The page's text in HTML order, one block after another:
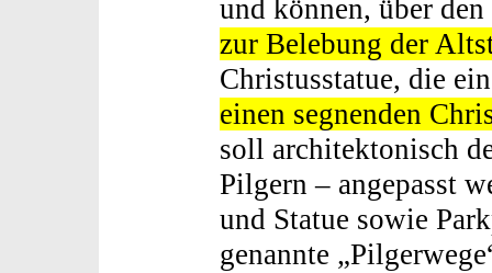
und können, über
zur Belebung der
Christusstatue, die
einen segnenden
soll architektonisch
Pilgern – angepasst
und Statue sowie
genannte